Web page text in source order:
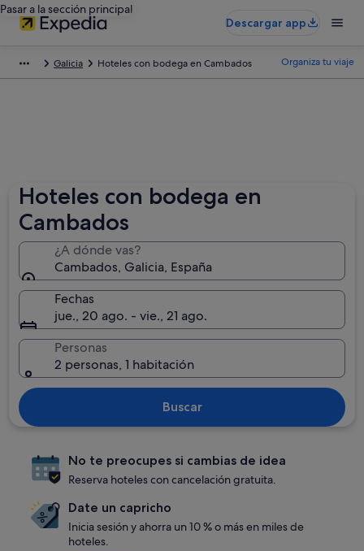
Pasar a la sección principal
Descargar app
Galicia Hoteles con bodega en Cambados Organiza tu viaje
Hoteles con bodega en
Cambados
¿A dónde vas?
Cambados, Galicia, España
Fechas
jue., 20 ago. - vie., 21 ago.
Personas
2 personas, 1 habitación
Buscar
No te preocupes si cambias de idea
Reserva hoteles con cancelación gratuita.
Date un capricho
Inicia sesión y ahorra un 10 % o más en miles de
hoteles.